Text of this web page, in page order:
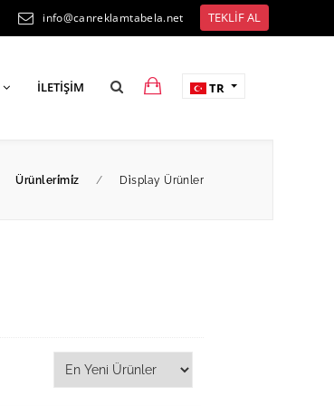
info@canreklamtabela.net TEKLİF AL
İLETIŞIM TR
Ürünleri̇mi̇z / Di̇splay Ürünler